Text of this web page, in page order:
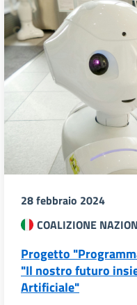
28 febbraio 2024
COALIZIONE
Progetto
"Il nostro futuro
Artificiale"